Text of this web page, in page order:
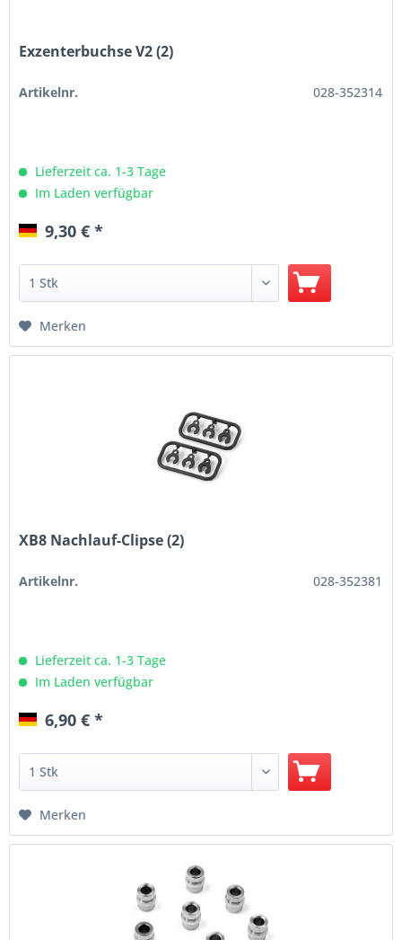
Exzenterbuchse V2 (2)
Artikelnr. 028-352314
Lieferzeit ca. 1-3 Tage
Im Laden verfügbar
9,30 € *
Merken
XB8 Nachlauf-Clipse (2)
Artikelnr. 028-352381
Lieferzeit ca. 1-3 Tage
Im Laden verfügbar
6,90 € *
Merken